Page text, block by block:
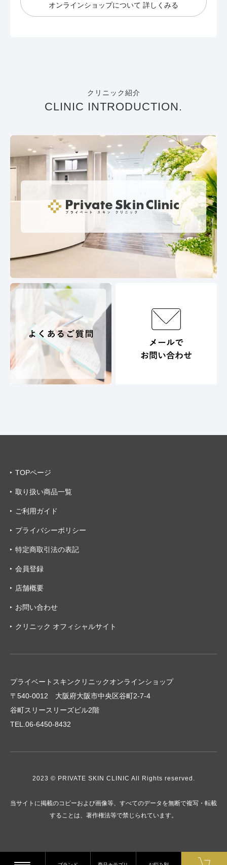
オンラインショップについて 詳しくみる
クリニック紹介
CLINIC INTRODUCTION.
プライベートスキンクリニックオンラインショップ
〒540-0012 大阪府大阪市中央区谷町2-7-4
谷町スリースリーズビル2階
TEL.06-6450-8432
TOPページ
取り扱い商品一覧
ご利用ガイド
プライバシーポリシー
特定商取引法の表記
会員登録
店舗概要
お問い合わせ
クリニック オフィシャルサイト
2023 © PRIVATE SKIN CLINIC All Rights reserved.
当サイトに掲載のコピーおよび画像等、すべてのデータを無断で複写・転載
することは、著作権法等で禁じられています。